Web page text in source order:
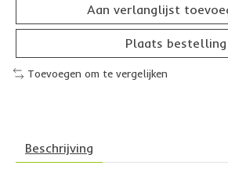
Aan verlanglijst
Plaats bestelling
Toevoegen om te vergelijken
Beschrijving